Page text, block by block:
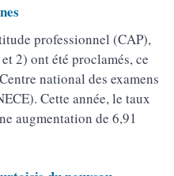
professionnel (CAP),
2) ont été proclamés, ce
national des examens
Cette année, le taux
augmentation de 6,91